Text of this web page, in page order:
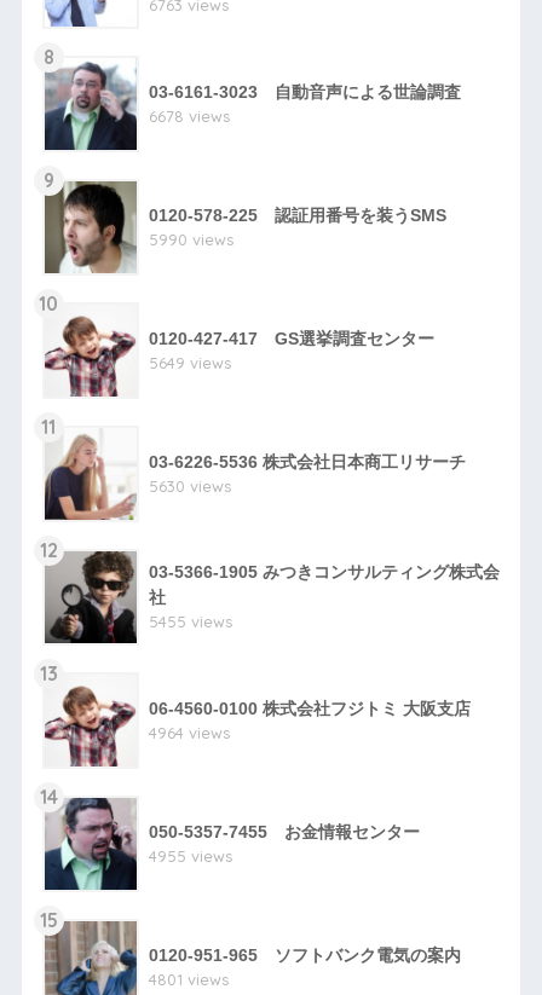
6763 views
8
03-6161-3023 自動音声による世論調査
6678 views
9
0120-578-225 認証用番号を装うSMS
5990 views
10
0120-427-417 GS選挙調査センター
5649 views
11
03-6226-5536 株式会社日本商工リサーチ
5630 views
12
03-5366-1905 みつきコンサルティング株式会
社
5455 views
13
06-4560-0100 株式会社フジトミ 大阪支店
4964 views
14
050-5357-7455 お金情報センター
4955 views
15
0120-951-965 ソフトバンク電気の案内
4801 views